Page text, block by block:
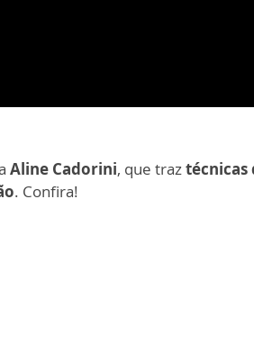
Aline Cadorini, que traztécnicas
. Confira!